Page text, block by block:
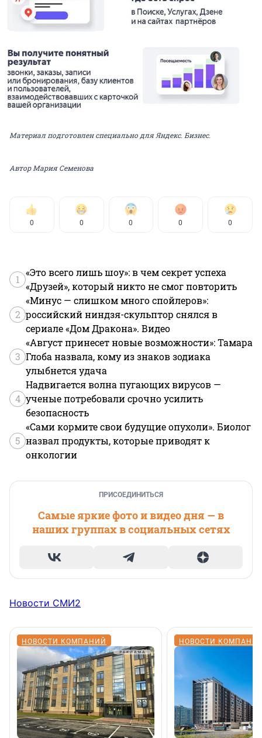
Материал подготовлен специально для Яндекс. Бизнес.
Автор Мария Семенова
0 0 0 0 0
1
«Это всего лишь шоу»: в чем секрет успеха
«Друзей», который никто не смог повторить
2
«Минус — слишком много спойлеров»:
российский ниндзя-скульптор снялся в
сериале «Дом Дракона». Видео
3
«Август принесет новые возможности»: Тамара
Глоба назвала, кому из знаков зодиака
улыбнется удача
4
Надвигается волна пугающих вирусов —
ученые потребовали срочно усилить
безопасность
5
«Сами кормите свои будущие опухоли». Биолог
назвал продукты, которые приводят к
онкологии
ПРИСОЕДИНИТЬСЯ
Самые яркие фото и видео дня — в
наших группах в социальных сетях
Новости СМИ2
НОВОСТИ КОМПАНИЙ НОВОСТИ